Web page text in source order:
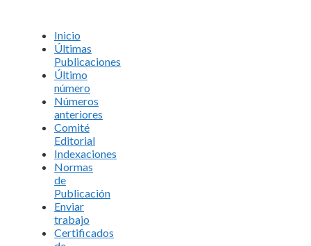
Inicio
Últimas
Publicaciones
Último
número
Números
anteriores
Comité
Editorial
Indexaciones
Normas
de
Publicación
Enviar
trabajo
Certificados